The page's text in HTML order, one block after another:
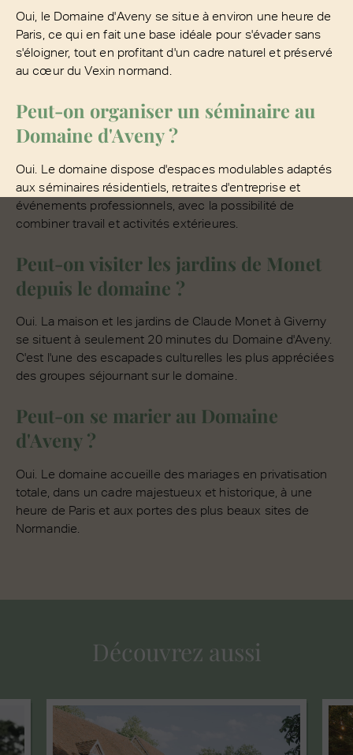
Oui, le Domaine d'Aveny se situe à environ une heure de
Paris, ce qui en fait une base idéale pour s'évader sans
s'éloigner, tout en profitant d'un cadre naturel et préservé
au cœur du Vexin normand.
Peut-on organiser un séminaire au
Domaine d'Aveny ?
Oui. Le domaine dispose d'espaces modulables adaptés
aux séminaires résidentiels, retraites d'entreprise et
événements professionnels, avec la possibilité de
combiner travail et activités extérieures.
Peut-on visiter les jardins de Monet
depuis le domaine ?
Oui. La maison et les jardins de Claude Monet à Giverny
se situent à seulement 20 minutes du Domaine d'Aveny.
C'est l'une des escapades culturelles les plus appréciées
des groupes séjournant sur le domaine.
Peut-on se marier au Domaine
d'Aveny ?
Oui. Le domaine accueille des mariages en privatisation
totale, dans un cadre majestueux et historique, à une
heure de Paris et aux portes des plus beaux sites de
Normandie.
Découvrez aussi